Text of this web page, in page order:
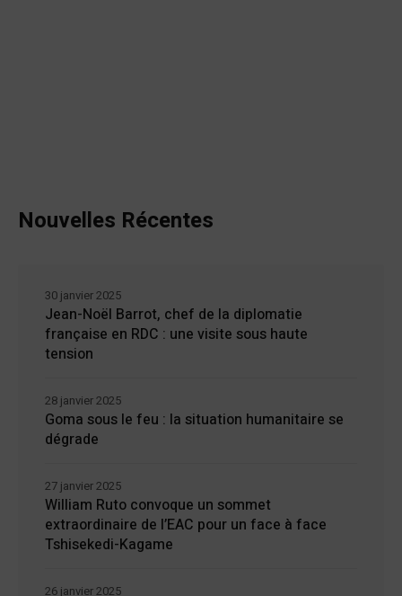
Nouvelles Récentes
Jean-Noël Barrot, chef de la diplomatie
française en RDC : une visite sous haute
tension
30 janvier 2025
Goma sous le feu : la situation humanitaire se
dégrade
28 janvier 2025
William Ruto convoque un sommet
extraordinaire de l’EAC pour un face à face
Tshisekedi-Kagame
27 janvier 2025
26 janvier 2025